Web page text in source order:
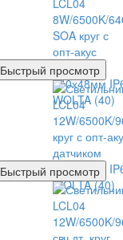
Быстрый просмотр
Быстрый просмотр